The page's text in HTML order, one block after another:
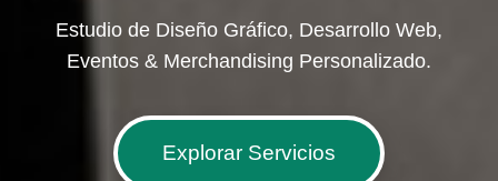
Estudio de Diseño Gráfico, Desarrollo Web,
Eventos & Merchandising Personalizado.
Explorar Servicios